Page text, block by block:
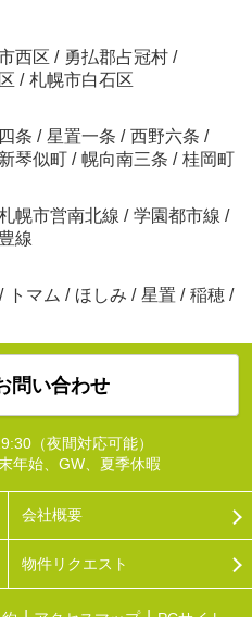
西区 / 勇払郡占冠村 /
/ 札幌市白石区
条 / 星置一条 / 西野六条 /
新琴似町 / 幌向南三条 / 桂岡町
幌市営南北線 / 学園都市線 /
線
/ トマム / ほしみ / 星置 / 稲穂 /
問い合わせ
（夜間対応可能）
年始、GW、夏季休暇
会社概要
物件リクエスト